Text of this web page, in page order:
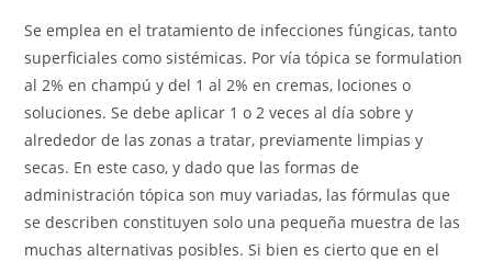
Se emplea en el tratamiento de infecciones fúngicas, tanto
superficiales como sistémicas. Por vía tópica se formulation
al 2% en champú y del 1 al 2% en cremas, lociones o
soluciones. Se debe aplicar 1 o 2 veces al día sobre y
alrededor de las zonas a tratar, previamente limpias y
secas. En este caso, y dado que las formas de
administración tópica son muy variadas, las fórmulas que
se describen constituyen solo una pequeña muestra de las
muchas alternativas posibles. Si bien es cierto que en el